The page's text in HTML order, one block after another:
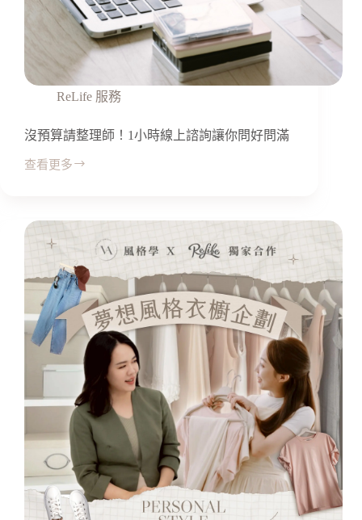
ReLife 服務
沒預算請整理師！1小時線上諮詢讓你問好問滿
查看更多